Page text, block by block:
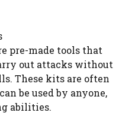
pre-made tools that
out attacks without
These kits are often
be used by anyone,
abilities.